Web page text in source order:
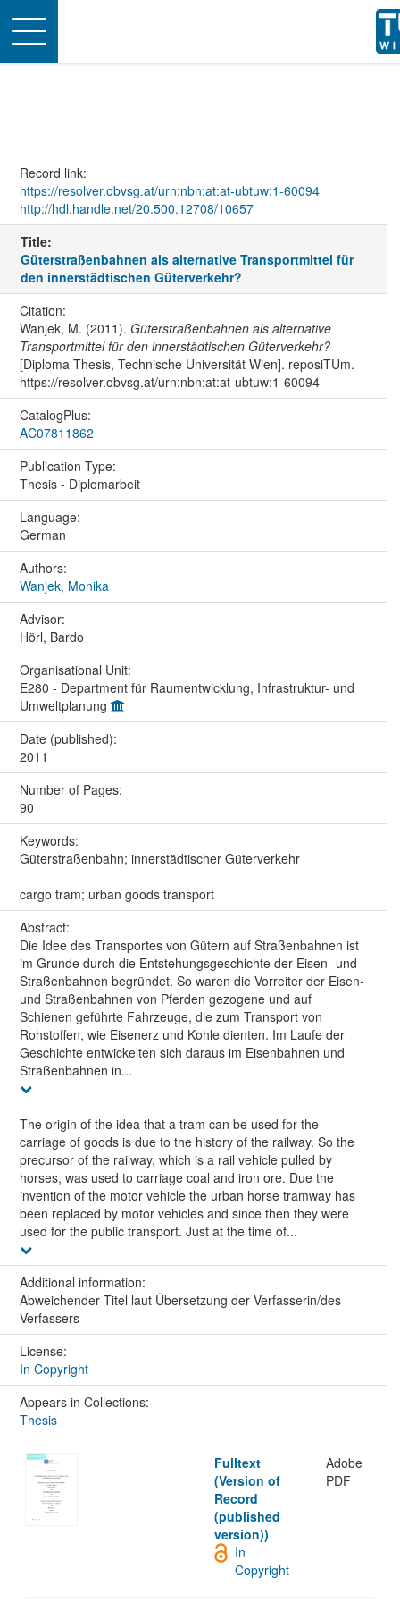
Toggle
navigation
Record link:
https://resolver.obvsg.at/urn:nbn:at:at-ubtuw:1-60094
http://hdl.handle.net/20.500.12708/10657
Title:
Güterstraßenbahnen als alternative Transportmittel für
den innerstädtischen Güterverkehr?
Citation:
Wanjek, M. (2011). Güterstraßenbahnen als alternative
Transportmittel für den innerstädtischen Güterverkehr?
[Diploma Thesis, Technische Universität Wien]. reposiTUm.
https://resolver.obvsg.at/urn:nbn:at:at-ubtuw:1-60094
CatalogPlus:
AC07811862
Publication Type:
Thesis - Diplomarbeit
Language:
German
Authors:
Wanjek, Monika
Advisor:
Hörl, Bardo
Organisational Unit:
E280 - Department für Raumentwicklung, Infrastruktur- und
Umweltplanung
Date (published):
2011
Number of Pages:
90
Keywords:
Güterstraßenbahn; innerstädtischer Güterverkehr
cargo tram; urban goods transport
Abstract:
Die Idee des Transportes von Gütern auf Straßenbahnen ist
im Grunde durch die Entstehungsgeschichte der Eisen- und
Straßenbahnen begründet. So waren die Vorreiter der Eisen-
und Straßenbahnen von Pferden gezogene und auf
Schienen geführte Fahrzeuge, die zum Transport von
Rohstoffen, wie Eisenerz und Kohle dienten. Im Laufe der
Geschichte entwickelten sich daraus im Eisenbahnen und
Straßenbahnen in...
The origin of the idea that a tram can be used for the
carriage of goods is due to the history of the railway. So the
precursor of the railway, which is a rail vehicle pulled by
horses, was used to carriage coal and iron ore. Due the
invention of the motor vehicle the urban horse tramway has
been replaced by motor vehicles and since then they were
used for the public transport. Just at the time of...
Additional information:
Abweichender Titel laut Übersetzung der Verfasserin/des
Verfassers
License:
In Copyright
Appears in Collections:
Thesis
Fulltext
(Version of
Record
(published
version))
Adobe
PDF
In
Copyright